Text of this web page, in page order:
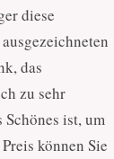
diese
das
zu sehr
ist, um
können Sie